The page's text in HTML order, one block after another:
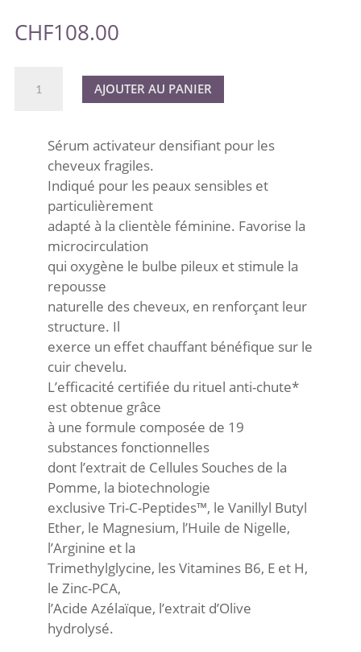
CHF108.00
Activator
AJOUTER AU PANIER
r
n
v
Sérum activateur densifiant pour les
cheveux fragiles.
Indiqué pour les peaux sensibles et
particulièrement
adapté à la clientèle féminine. Favorise la
microcirculation
qui oxygène le bulbe pileux et stimule la
repousse
naturelle des cheveux, en renforçant leur
structure. Il
exerce un effet chauffant bénéfique sur le
cuir chevelu.
L’efficacité certifiée du rituel anti-chute*
est obtenue grâce
à une formule composée de 19
substances fonctionnelles
dont l’extrait de Cellules Souches de la
Pomme, la biotechnologie
exclusive Tri-C-Peptides™, le Vanillyl Butyl
Ether, le Magnesium, l’Huile de Nigelle,
l’Arginine et la
Trimethylglycine, les Vitamines B6, E et H,
le Zinc-PCA,
l’Acide Azélaïque, l’extrait d’Olive
hydrolysé.